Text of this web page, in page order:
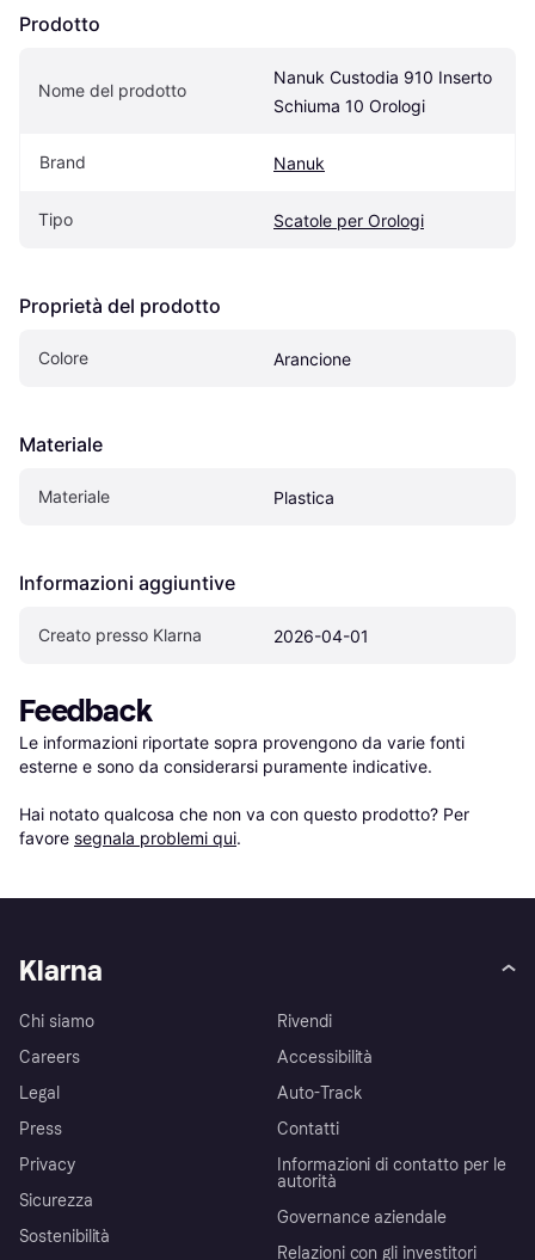
Prodotto
Nome del prodotto
Nanuk Custodia 910 Inserto
Schiuma 10 Orologi
Brand Nanuk
Tipo Scatole per Orologi
Proprietà del prodotto
Colore Arancione
Materiale
Materiale Plastica
Informazioni aggiuntive
Creato presso Klarna 2026-04-01
Feedback
Le informazioni riportate sopra provengono da varie fonti
esterne e sono da considerarsi puramente indicative.
Hai notato qualcosa che non va con questo prodotto? Per
favore segnala problemi qui.
Klarna
Chi siamo
Careers
Legal
Press
Privacy
Sicurezza
Sostenibilità
Rivendi
Accessibilità
Auto-Track
Contatti
Informazioni di contatto per le
autorità
Governance aziendale
Relazioni con gli investitori